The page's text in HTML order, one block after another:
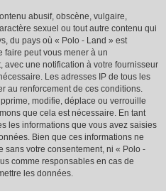
abusif, obscène, vulgaire,
sexuel ou tout autre contenu qui
du pays où « Polo - Land » est
faire peut vous mener à un
avec une notification à votre fournisseur
Les adresses IP de tous les
au renforcement de ces conditions.
modifie, déplace ou verrouille
que cela est nécessaire. En tant
les informations que vous avez saisies
Bien que ces informations ne
sans votre consentement, ni « Polo -
comme responsables en cas de
les données.